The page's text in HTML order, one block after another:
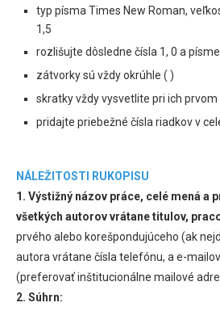
typ písma Times New Roman,
1,5
rozlišujte dôsledne čísla 1, 0 a
zátvorky sú vždy okrúhle ( )
skratky vždy vysvetlite pri ich
pridajte priebežné čísla riadkov v
NÁLEŽITOSTI RUKOPISU
1. Výstižný názov práce, celé mená a
všetkých autorov vrátane titulov,
prvého alebo korešpondujúceho (ak
autora vrátane čísla telefónu, a e-
(preferovať inštitucionálne mailové
2. Súhrn: